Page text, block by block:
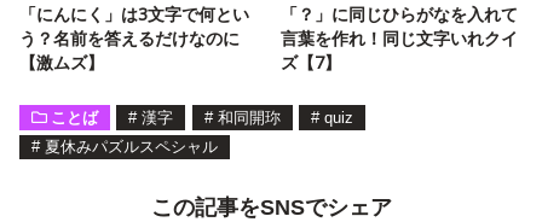
「にんにく」は3文字で何とい
う？名前を答えるだけなのに
【激ムズ】
「？」に同じひらがなを入れて
言葉を作れ！同じ文字いれクイ
ズ【7】
ことば # 漢字 # 和同開珎 # quiz
# 夏休みパズルスペシャル
この記事をSNSでシェア